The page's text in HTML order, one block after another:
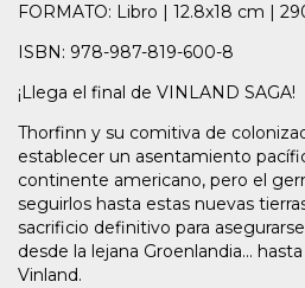
FORMATO: Libro | 12.8x18 cm |
ISBN: 978-987-819-600-8
¡Llega el final de VINLAND SAGA!
Thorfinn y su comitiva de
establecer un asentamiento
continente americano, pero el
seguirlos hasta estas nuevas
sacrificio definitivo para
desde la lejana Groenlandia...
Vinland.